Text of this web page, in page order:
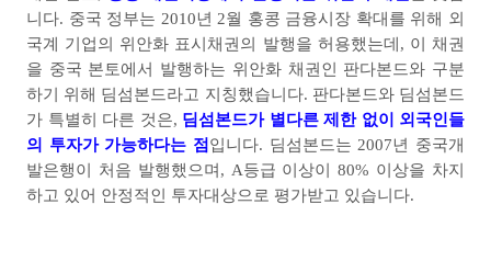
니다. 중국 정부는 2010년 2월 홍콩 금융시장 확대를 위해 외
국계 기업의 위안화 표시채권의 발행을 허용했는데 , 이 채권
을 중국 본토에서 발행하는 위안화 채권인 판다본드와 구분
하기 위해 딤섬본드라고 지칭했습니다. 판다본드와 딤섬본드
가 특별히 다른 것은, 딤섬본드가 별다른 제한 없이 외국인들
의 투자가 가능하다는 점입니다. 딤섬본드는 2007년 중국개
발은행이 처음 발행했으며 , A등급 이상이 80% 이상을 차지
하고 있어 안정적인 투자대상으로 평가받고 있습니다.